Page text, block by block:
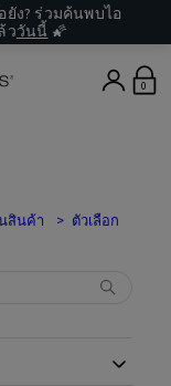
ง? ร่วมค้นพบไอ
ววันนี้ 🌠
0
สินค้า
ตัวเลือก